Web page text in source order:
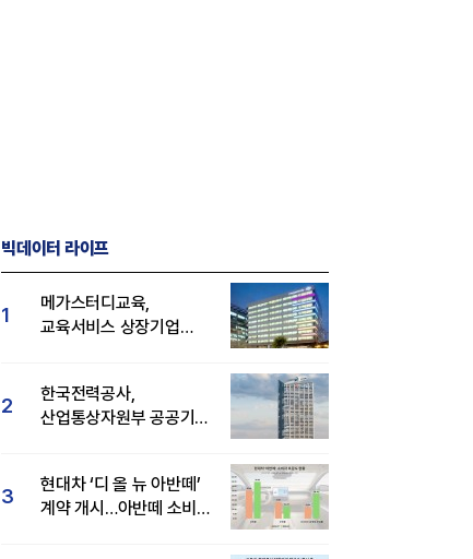
빅데이터 라이프
1
메가스터디교육,
교육서비스 상장기업
2
한국전력공사,
산업통상자원부 공공기관
3
현대차 ‘디 올 뉴 아반떼’
계약 개시…아반떼 소비자